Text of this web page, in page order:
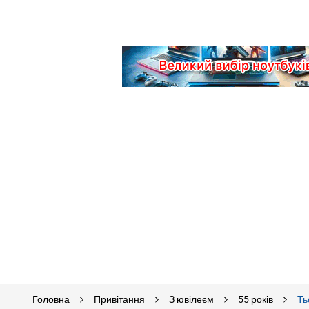
Головна Привітання З ювілеєм 55 років